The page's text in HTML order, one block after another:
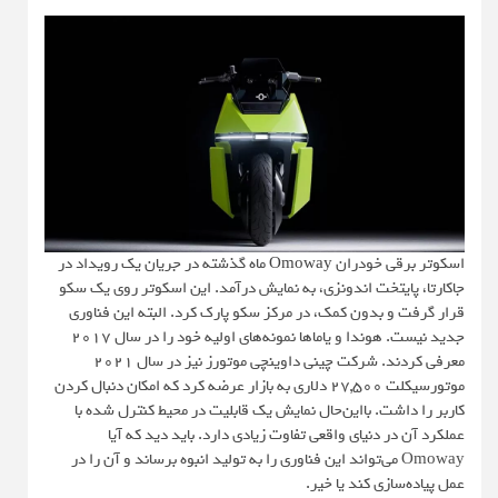
اسکوتر برقی خودرانOmowayماه گذشته در جریان یک رویداد در
جاکارتا، پایتخت اندونزی، به نمایش درآمد. این اسکوتر روی یک سکو
قرار گرفت و بدون کمک، در مرکز سکو پارک کرد. البته این فناوری
جدید نیست. هوندا و یاماها نمونه‌های اولیه خود را در سال ۲۰۱۷
معرفی کردند. شرکت چینی داوینچی موتورز نیز در سال ۲۰۲۱
موتورسیکلت ۲۷,۵۰۰ دلاری به بازار عرضه کرد که امکان دنبال کردن
کاربر را داشت. بااین‌حال نمایش یک قابلیت در محیط کنترل شده با
عملکرد آن در دنیای واقعی تفاوت زیادی دارد. باید دید که آیا
Omoway می‌تواند این فناوری را به تولید انبوه برساند و آن را در
عمل پیاده‌سازی کند یا خیر.